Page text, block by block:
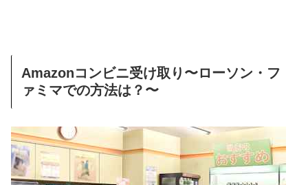
Amazonコンビニ受け取り〜ローソン・フ
ァミマでの方法は？〜